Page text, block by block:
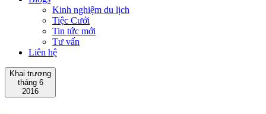
Kinh nghiệm du lịch
Tiệc Cưới
Tin tức mới
Tư vấn
Liên hệ
Khai trương
tháng 6
2016